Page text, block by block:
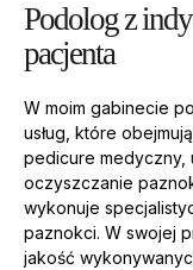
Podolog z
pacjenta
W moim gabinecie
usług, które
pedicure medyczny,
oczyszczanie
wykonuje
paznokci. W swojej
jakość